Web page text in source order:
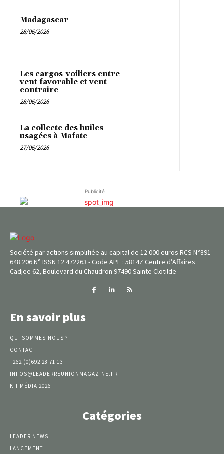
Madagascar
28/06/2026
Les cargos-voiliers entre
vent favorable et vent
contraire
28/06/2026
La collecte des huiles
usagées à Mafate
27/06/2026
Publicité
Société par actions simplifiée au capital de 12 000 euros RCS N°891
648 206 N° ISSN 12 472263 - Code APE : 5814Z Centre d’Affaires
Cadjee 62, Boulevard du Chaudron 97490 Sainte Clotilde
En savoir plus
QUI SOMMES-NOUS ?
CONTACT
+262 (0)692 28 71 13
INFOS@LEADERREUNIONMAGAZINE.FR
KIT MÉDIA 2026
Catégories
LEADER NEWS
LANCEMENT